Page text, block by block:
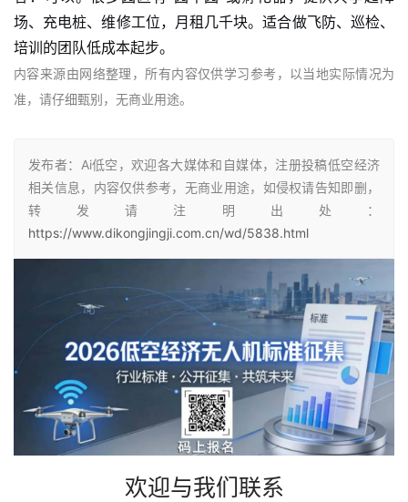
场、充电桩、维修工位，月租几千块。适合做飞防、巡检、
培训的团队低成本起步。
内容来源由网络整理，所有内容仅供学习参考，以当地实际情况为
准，请仔细甄别，无商业用途。
发布者：Ai低空，欢迎各大媒体和自媒体，注册投稿低空经济
相关信息，内容仅供参考，无商业用途，如侵权请告知即删，
转发请注明出处：
https://www.dikongjingji.com.cn/wd/5838.html
欢迎与我们联系